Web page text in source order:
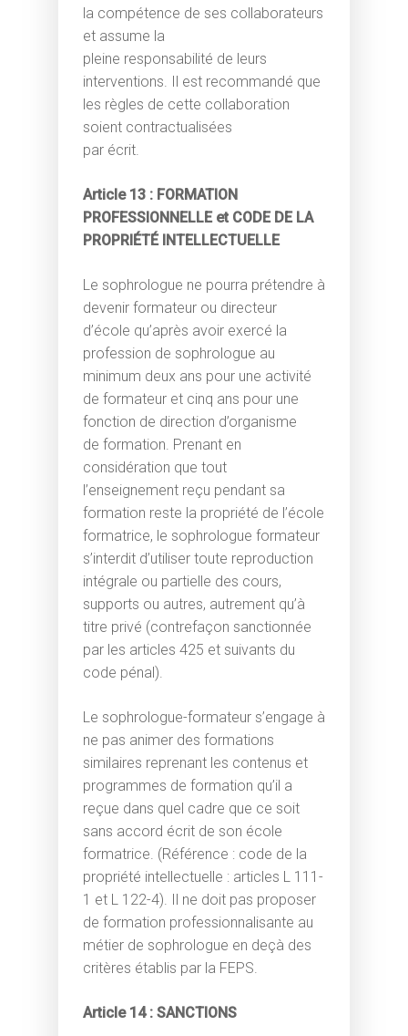
la compétence de ses collaborateurs
et assume la
pleine responsabilité de leurs
interventions. Il est recommandé que
les règles de cette collaboration
soient contractualisées
par écrit.
Article 13 : FORMATION
PROFESSIONNELLE et CODE DE LA
PROPRIÉTÉ INTELLECTUELLE
Le sophrologue ne pourra prétendre à
devenir formateur ou directeur
d’école qu’après avoir exercé la
profession de sophrologue au
minimum deux ans pour une activité
de formateur et cinq ans pour une
fonction de direction d’organisme
de formation. Prenant en
considération que tout
l’enseignement reçu pendant sa
formation reste la propriété de l’école
formatrice, le sophrologue formateur
s’interdit d’utiliser toute reproduction
intégrale ou partielle des cours,
supports ou autres, autrement qu’à
titre privé (contrefaçon sanctionnée
par les articles 425 et suivants du
code pénal).
Le sophrologue-formateur s’engage à
ne pas animer des formations
similaires reprenant les contenus et
programmes de formation qu’il a
reçue dans quel cadre que ce soit
sans accord écrit de son école
formatrice. (Référence : code de la
propriété intellectuelle : articles L 111-
1 et L 122-4). Il ne doit pas proposer
de formation professionnalisante au
métier de sophrologue en deçà des
critères établis par la FEPS.
Article 14 : SANCTIONS